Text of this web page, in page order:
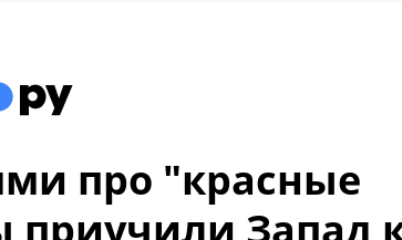
про "красные